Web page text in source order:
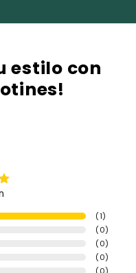
estilo con
(1)
(0)
(0)
(0)
(0)